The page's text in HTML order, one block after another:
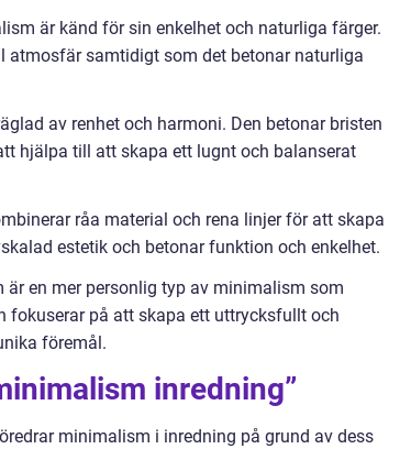
är känd för sin enkelhet och naturliga färger.
atmosfär samtidigt som det betonar naturliga
av renhet och harmoni. Den betonar bristen
hjälpa till att skapa ett lugnt och balanserat
råa material och rena linjer för att skapa
estetik och betonar funktion och enkelhet.
en mer personlig typ av minimalism som
fokuserar på att skapa ett uttrycksfullt och
föremål.
inredning”
minimalism i inredning på grund av dess